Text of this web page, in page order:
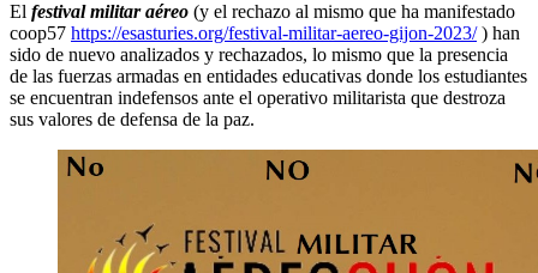
El festival militar aéreo (y el rechazo al mismo que ha manifestado
coop57 https://esasturies.org/festival-militar-aereo-gijon-2023/) han
sido de nuevo analizados y rechazados, lo mismo que la presencia
de las fuerzas armadas en entidades educativas donde los estudiantes
se encuentran indefensos ante el operativo militarista que destroza
sus valores de defensa de la paz.